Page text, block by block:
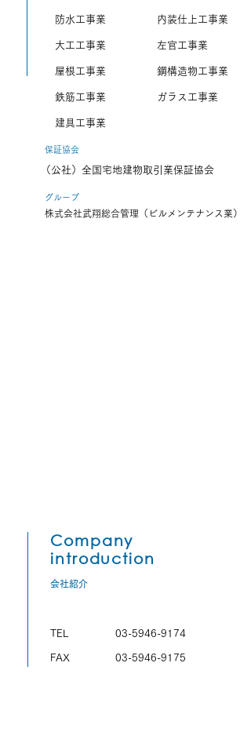
防水工事業 内装仕上工事業
大工工事業 左官工事業
屋根工事業 鋼構造物工事業
鉄筋工事業 ガラス工事業
建具工事業
保証協会
（公社）全国宅地建物取引業保証協会
グループ
株式会社武翔総合管理（ビルメンテナンス業）
Company
introduction
会社紹介
TEL
FAX
03-5946-9174
03-5946-9175